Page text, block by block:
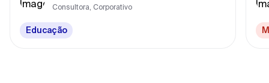
Consultora, Corporativo
Educação